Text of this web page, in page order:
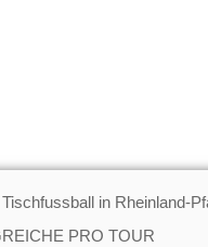
in Rheinland-
PRO TOUR